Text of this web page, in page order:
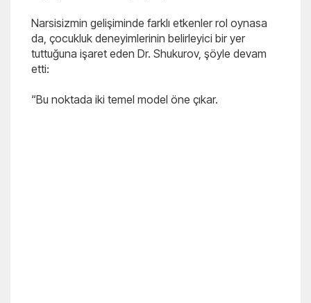
Narsisizmin gelişiminde farklı etkenler rol oynasa
da, çocukluk deneyimlerinin belirleyici bir yer
tuttuğuna işaret eden Dr. Shukurov, şöyle devam
etti:
“Bu noktada iki temel model öne çıkar.